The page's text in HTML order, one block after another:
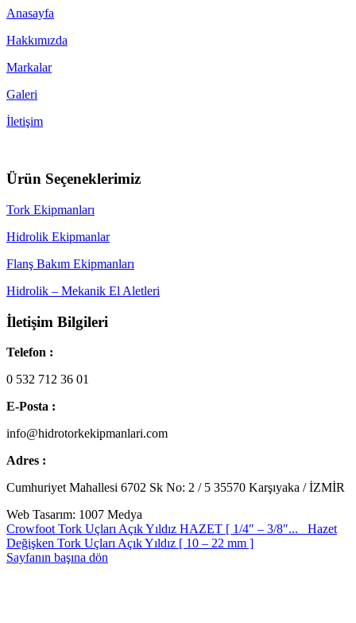
Anasayfa
Hakkımızda
Markalar
Galeri
İletişim
Ürün Seçeneklerimiz
Tork Ekipmanları
Hidrolik Ekipmanlar
Flanş Bakım Ekipmanları
Hidrolik – Mekanik El Aletleri
İletişim Bilgileri
Telefon :
0 532 712 36 01
E-Posta :
info@hidrotorkekipmanlari.com
Adres :
Cumhuriyet Mahallesi 6702 Sk No: 2 / 5 35570 Karşıyaka / İZMİR
Web Tasarım: 1007 Medya
Crowfoot Tork Uçları Açık Yıldız HAZET [ 1/4″ – 3/8″...
Hazet
Değişken Tork Uçları Açık Yıldız [ 10 – 22 mm ]
Sayfanın başına dön